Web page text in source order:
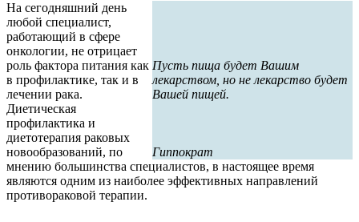
Пусть пища будет Вашим
лекарством, но не лекарство будет
Вашей пищей.
Гиппократ
На сегодняшний день
любой специалист,
работающий в сфере
онкологии, не отрицает
роль фактора питания как
в профилактике, так и в
лечении рака.
Диетическая
профилактика и
диетотерапия раковых
новообразований, по
мнению большинства специалистов, в настоящее время
являются одним из наиболее эффективных направлений
противораковой терапии.